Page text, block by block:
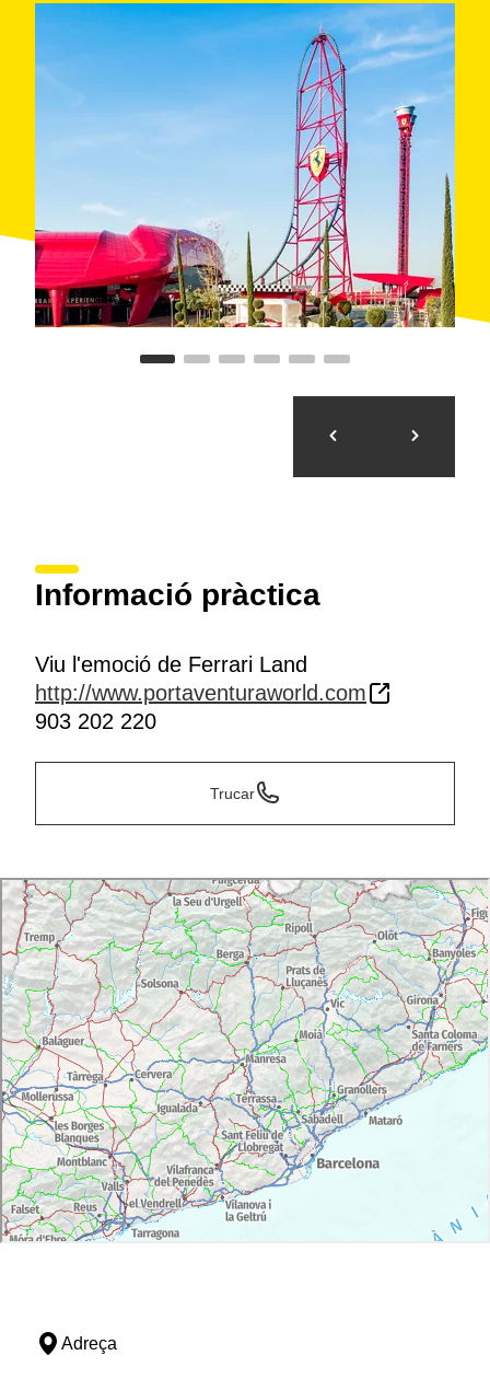
acceleració de 0 a 180 km/h en 5 segons.
que combinen velocitat, emoció i
amb 5 atraccions dissenyades per
Reproducció detallada de monuments italians
o elCampanar de
Informació pràctica
Viu l'emoció de Ferrari Land
http://www.portaventuraworld.com
903 202 220
Trucar
Adreça